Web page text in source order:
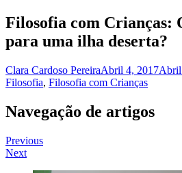
Filosofia com Crianças:
para uma ilha deserta?
Clara Cardoso PereiraAbril 4, 2017
Filosofia, Filosofia com Crianças
Navegação de artigos
Previous
Next